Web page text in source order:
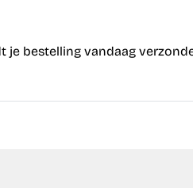
je bestelling vandaag